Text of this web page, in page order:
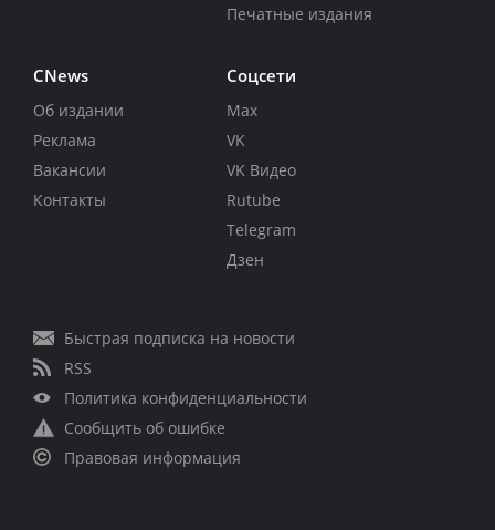
Печатные издания
CNews
Об издании
Реклама
Вакансии
Контакты
Соцсети
Max
VK
VK Видео
Rutube
Telegram
Дзен
Быстрая подписка на новости
RSS
Политика конфиденциальности
Сообщить об ошибке
Правовая информация